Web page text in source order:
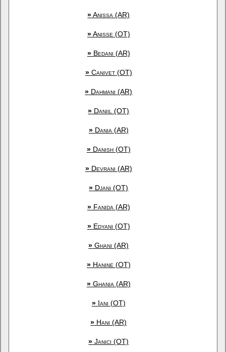
»Anissa (AR)
»Anisse (OT)
»Bedani (AR)
»Canivet (OT)
» Dahmani (AR)
» Daniil (OT)
»Dania (AR)
»Danish (OT)
»Devrani (AR)
» Djani (OT)
»Fanida (AR)
»Edyani (OT)
» Ghani (AR)
»Hanine (OT)
»Ghania (AR)
»Iani (OT)
» Hani (AR)
» Janici (OT)